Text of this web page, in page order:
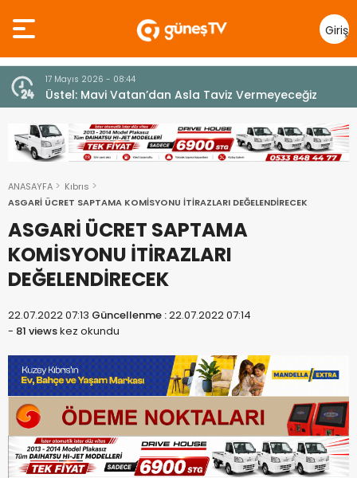
Giriş
Yap
7 Ağustos 2026 - 12:36
ÜSTEL: “ERENKÖY RUHU SONSUZA DEK YAŞAYACAK”
ANASAYFA
Kıbrıs
ASGARİ ÜCRET SAPTAMA KOMİSYONU İTİRAZLARI DEĞELENDİRECEK
ASGARİ ÜCRET SAPTAMA
KOMİSYONU İTİRAZLARI
DEĞELENDİRECEK
22.07.2022 07:13 Güncellenme :22.07.2022 07:14
- 81 viewskez okundu